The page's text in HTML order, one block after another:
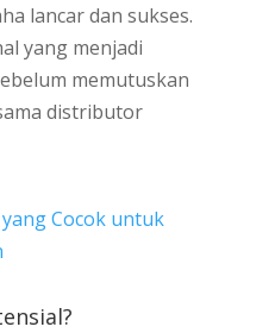
lancar dan sukses.
yang menjadi
memutuskan
distributor
Cocok untuk